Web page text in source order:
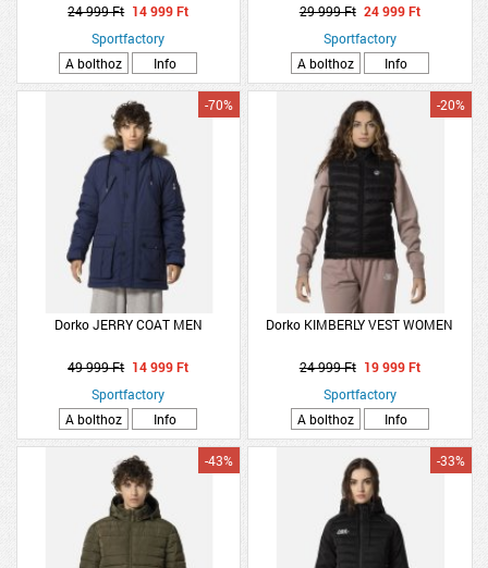
24 999 Ft 14 999 Ft
Sportfactory
A bolthoz
Info
29 999 Ft 24 999 Ft
Sportfactory
A bolthoz
Info
Dorko JERRY COAT MEN
-70%
49 999 Ft 14 999 Ft
Sportfactory
A bolthoz
Info
Dorko KIMBERLY VEST WOMEN
-20%
24 999 Ft 19 999 Ft
Sportfactory
A bolthoz
Info
-43% -33%